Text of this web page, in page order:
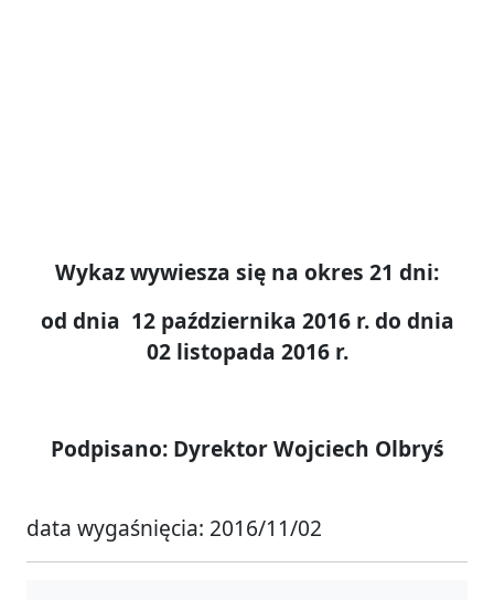
Wykaz wywiesza się na okres 21 dni:
od dnia 12 października 2016 r. do dnia
02 listopada 2016 r.
Podpisano: Dyrektor Wojciech Olbryś
data wygaśnięcia: 2016/11/02